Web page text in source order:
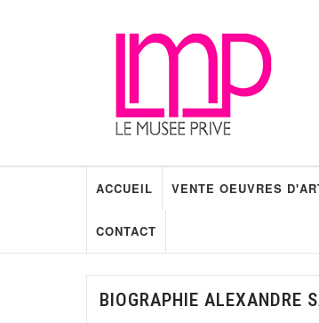
ACCUEIL VENTE OEUVRES
CONTACT
BIOGRAPHIE